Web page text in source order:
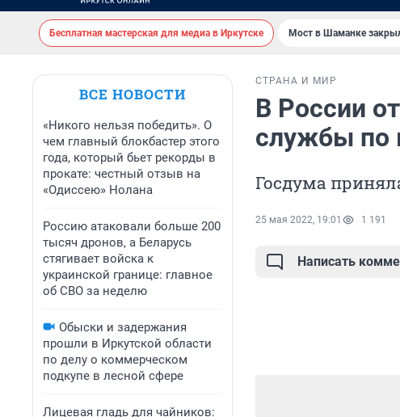
Бесплатная мастерская для медиа в Иркутске Мост в Шаманке
ВСЕ НОВОСТИ
«Никого нельзя победить». О
чем главный блокбастер этого
года, который бьет рекорды в
прокате: честный отзыв на
«Одиссею» Нолана
Россию атаковали больше 200
тысяч дронов, а Беларусь
стягивает войска к
украинской границе: главное
об СВО за неделю
Обыски и задержания
прошли в Иркутской области
по делу о коммерческом
подкупе в лесной сфере
Лицевая гладь для чайников:
СТРАНА И МИР
В России
службы по
Госдума
25 мая 2022, 19:01 1 191
Написать